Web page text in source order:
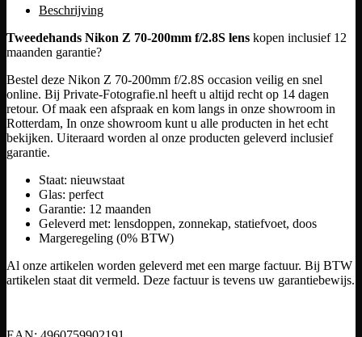
Beschrijving
Tweedehands Nikon Z 70-200mm f/2.8S lens kopen inclusief 12
maanden garantie?
Bestel deze Nikon Z 70-200mm f/2.8S occasion veilig en snel
online. Bij Private-Fotografie.nl heeft u altijd recht op 14 dagen
retour. Of maak een afspraak en kom langs in onze showroom in
Rotterdam, In onze showroom kunt u alle producten in het echt
bekijken. Uiteraard worden al onze producten geleverd inclusief
garantie.
Staat: nieuwstaat
Glas: perfect
Garantie: 12 maanden
Geleverd met: lensdoppen, zonnekap, statiefvoet, doos
Margeregeling (0% BTW)
Al onze artikelen worden geleverd met een marge factuur. Bij BTW
artikelen staat dit vermeld. Deze factuur is tevens uw garantiebewijs.